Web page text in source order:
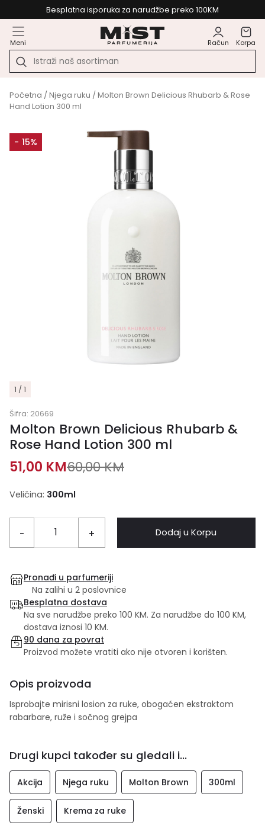
Besplatna isporuka za narudžbe preko 100KM
Meni Račun Korpa
Početna /Njega ruku / Molton Brown Delicious Rhubarb & Rose
Hand Lotion 300 ml
- 15%
1 / 1
Šifra: 20669
Molton Brown Delicious Rhubarb &
Rose Hand Lotion 300 ml
51,00 KM60,00KM
Veličina: 300ml
- + Dodaj u Korpu
Pronađi u parfumeriji
Na zalihi u 2 poslovnice
Besplatna dostava
Na sve narudžbe preko 100 KM. Za narudžbe do 100 KM,
dostava iznosi 10 KM.
90 dana za povrat
Proizvod možete vratiti ako nije otvoren i korišten.
Opis proizvoda
Isprobajte mirisni losion za ruke, obogaćen ekstraktom
rabarbare, ruže i sočnog grejpa
Drugi kupci također su gledali i...
Akcija Njega ruku Molton Brown 300ml
Ženski Krema za ruke